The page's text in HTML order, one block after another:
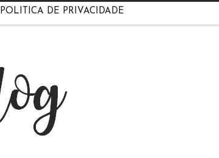
POLÍTICA DE PRIVACIDADE